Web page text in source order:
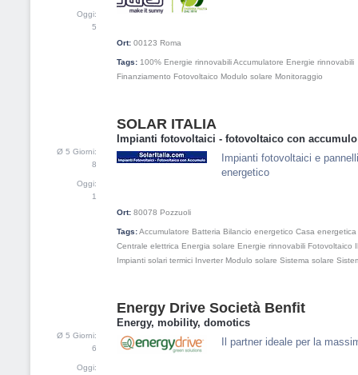
Oggi:
5
Ort: 00123 Roma
Tags: 100% Energie rinnovabiliAccumulatore Energie rinnovabili
Finanziamento Fotovoltaico Modulo solare Monitoraggio
Ø 5 Giorni:
8
Oggi:
1
SOLAR ITALIA
Impianti fotovoltaici - fotovoltaico con accumulo
Impianti fotovoltaici e
energetico
Ort: 80078 Pozzuoli
Tags:Accumulatore Batteria Bilancio energetico Casa energetica
Centrale elettrica Energia solare Energie rinnovabili Fotovoltaico
Impianti solari termici Inverter Modulo solare Sistema solare
Ø 5 Giorni:
6
Oggi:
Energy Drive Società Benfit
Energy, mobility, domotics
Il partner ideale per la